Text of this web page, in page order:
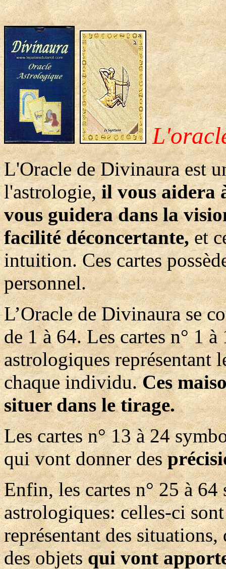
L'Oracle de Divinaura est
l'astrologie,il vous aidera
vous guidera dans la
facilité déconcertante,et
intuition. Ces cartes
personnel.
L’Oracle de Divinaura se
de 1 à 64. Les cartes n° 1
astrologiques représentant
chaque individu.Ces
situer dans le tirage.
Les cartes n° 13 à 24
qui vont donner des
Enfin, les cartes n° 25 à
astrologiques: celles-ci
représentant des situations,
des objetsqui vont